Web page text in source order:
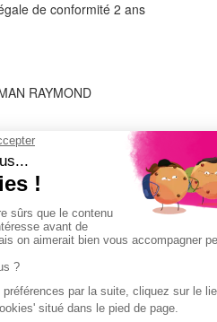
de conformité 2 ans
RAYMOND
CDG
?